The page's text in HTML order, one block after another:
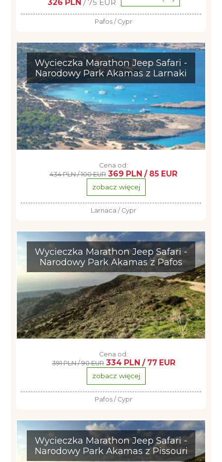
326 PLN / 75 EUR
Pafos / Cypr
Wycieczka Marathon Jeep Safari -
Narodowy Park Akamas z Larnaki
Cena od:
434 PLN / 100 EUR 369 PLN / 85 EUR
zobacz więcej
Larnaca / Cypr
Wycieczka Marathon Jeep Safari -
Narodowy Park Akamas z Pafos
Cena od:
391 PLN / 90 EUR 334 PLN / 77 EUR
zobacz więcej
Pafos / Cypr
Wycieczka Marathon Jeep Safari -
Narodowy Park Akamas z Pissouri